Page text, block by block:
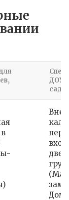
ДОУ